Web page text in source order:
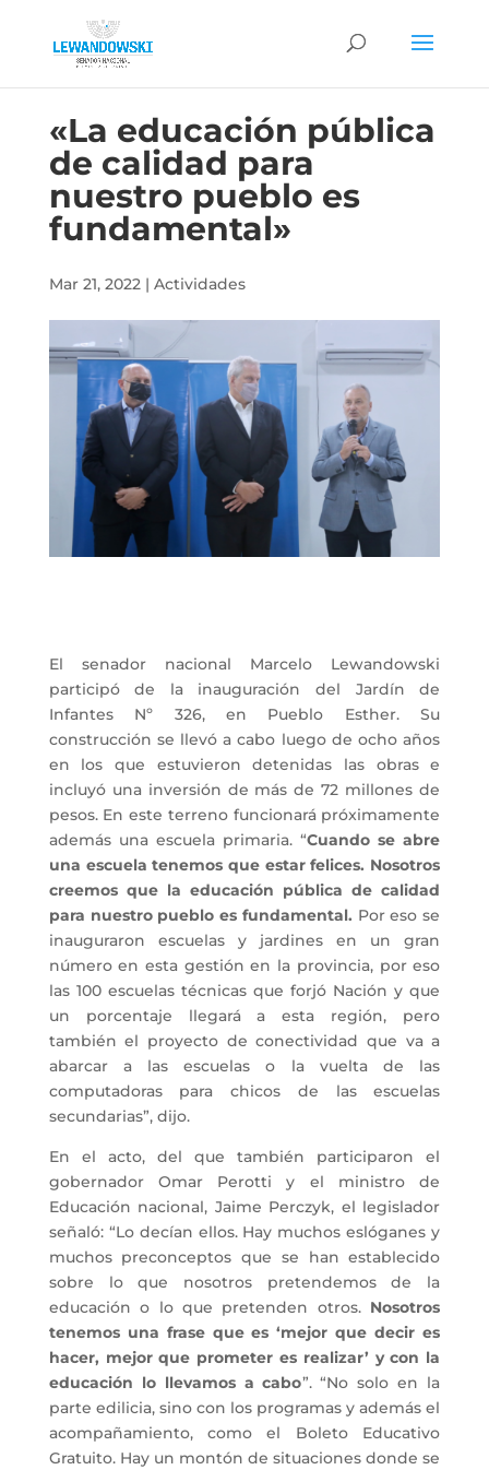
«La educación pública
de calidad para
nuestro pueblo es
fundamental»
Mar 21, 2022| Actividades
El senador nacional Marcelo Lewandowski
participó de la inauguración del Jardín de
Infantes Nº 326, en Pueblo Esther. Su
construcción se llevó a cabo luego de ocho años
en los que estuvieron detenidas las obras e
incluyó una inversión de más de 72 millones de
pesos. En este terreno funcionará próximamente
además una escuela primaria. “Cuando se abre
una escuela tenemos que estar felices. Nosotros
creemos que la educación pública de calidad
para nuestro pueblo es fundamental. Por eso se
inauguraron escuelas y jardines en un gran
número en esta gestión en la provincia, por eso
las 100 escuelas técnicas que forjó Nación y que
un porcentaje llegará a esta región, pero
también el proyecto de conectividad que va a
abarcar a las escuelas o la vuelta de las
computadoras para chicos de las escuelas
secundarias”, dijo.
En el acto, del que también participaron el
gobernador Omar Perotti y el ministro de
Educación nacional, Jaime Perczyk, el legislador
señaló: “Lo decían ellos. Hay muchos eslóganes y
muchos preconceptos que se han establecido
sobre lo que nosotros pretendemos de la
educación o lo que pretenden otros. Nosotros
tenemos una frase que es ‘mejor que decir es
hacer, mejor que prometer es realizar’ y con la
educación lo llevamos a cabo”. “No solo en la
parte edilicia, sino con los programas y además el
acompañamiento, como el Boleto Educativo
Gratuito. Hay un montón de situaciones donde se